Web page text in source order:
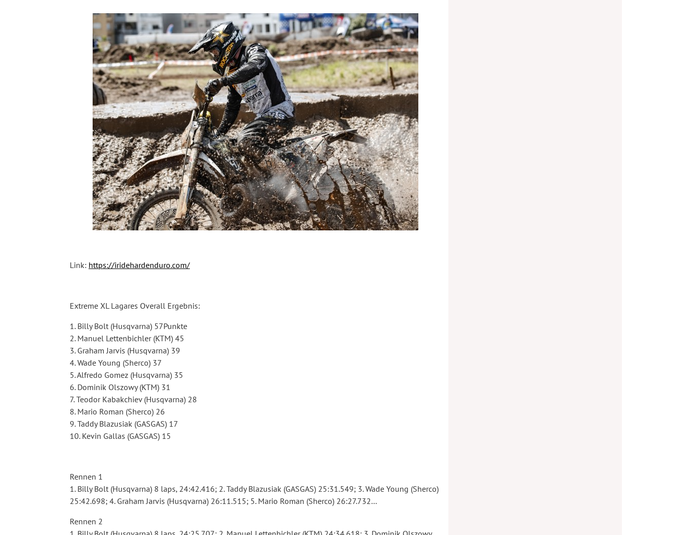
Link: https://iridehardenduro.com/
Extreme XL Lagares Overall Ergebnis:
1. Billy Bolt (Husqvarna) 57Punkte
2. Manuel Lettenbichler (KTM) 45
3. Graham Jarvis (Husqvarna) 39
4. Wade Young (Sherco) 37
5. Alfredo Gomez (Husqvarna) 35
6. Dominik Olszowy (KTM) 31
7. Teodor Kabakchiev (Husqvarna) 28
8. Mario Roman (Sherco) 26
9. Taddy Blazusiak (GASGAS) 17
10. Kevin Gallas (GASGAS) 15
Rennen 1
1. Billy Bolt (Husqvarna) 8 laps, 24:42.416; 2. Taddy Blazusiak (GASGAS) 25:31.549; 3. Wade Young (Sherco)
25:42.698; 4. Graham Jarvis (Husqvarna) 26:11.515; 5. Mario Roman (Sherco) 26:27.732…
Rennen 2